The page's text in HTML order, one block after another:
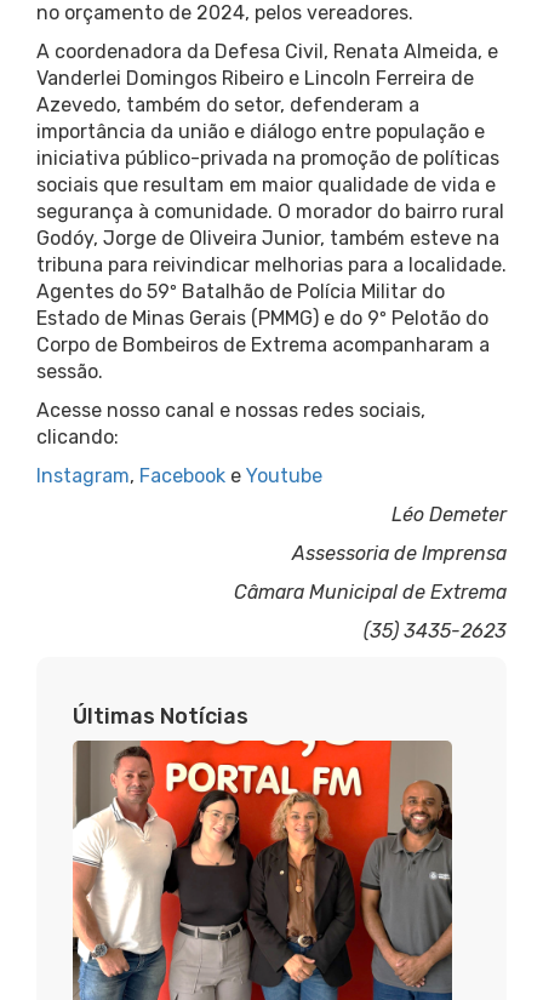
no orçamento de 2024, pelos vereadores.
A coordenadora da Defesa Civil, Renata Almeida, e
Vanderlei Domingos Ribeiro e Lincoln Ferreira de
Azevedo, também do setor, defenderam a
importância da união e diálogo entre população e
iniciativa público-privada na promoção de políticas
sociais que resultam em maior qualidade de vida e
segurança à comunidade. O morador do bairro rural
Godóy, Jorge de Oliveira Junior, também esteve na
tribuna para reivindicar melhorias para a localidade.
Agentes do 59º Batalhão de Polícia Militar do
Estado de Minas Gerais (PMMG) e do 9º Pelotão do
Corpo de Bombeiros de Extrema acompanharam a
sessão.
Acesse nosso canal e nossas redes sociais,
clicando:
Instagram, Facebook e Youtube
Léo Demeter
Assessoria de Imprensa
Câmara Municipal de Extrema
(35) 3435-2623
Últimas Notícias